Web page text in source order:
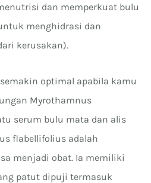
dan memperkuat bulu
menghidrasi dan
kerusakan).
optimal apabila kamu
Myrothamnus
serum bulu mata dan alis
flabellifolius adalah
menjadi obat. Ia memiliki
patut dipuji termasuk